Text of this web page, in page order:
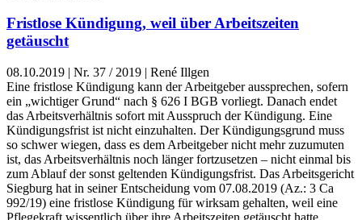
Fristlose Kündigung, weil über Arbeitszeiten
getäuscht
08.10.2019 | Nr. 37 / 2019 | René Illgen
Eine fristlose Kündigung kann der Arbeitgeber aussprechen, sofern
ein „wichtiger Grund“ nach § 626 I BGB vorliegt. Danach endet
das Arbeitsverhältnis sofort mit Ausspruch der Kündigung. Eine
Kündigungsfrist ist nicht einzuhalten. Der Kündigungsgrund muss
so schwer wiegen, dass es dem Arbeitgeber nicht mehr zuzumuten
ist, das Arbeitsverhältnis noch länger fortzusetzen – nicht einmal bis
zum Ablauf der sonst geltenden Kündigungsfrist. Das Arbeitsgericht
Siegburg hat in seiner Entscheidung vom 07.08.2019 (Az.: 3 Ca
992/19) eine fristlose Kündigung für wirksam gehalten, weil eine
Pflegekraft wissentlich über ihre Arbeitszeiten getäuscht hatte.